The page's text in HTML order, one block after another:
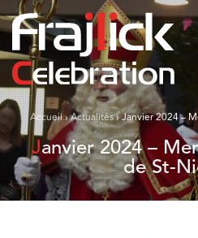
Accueil›Actualités›Janvier 2024 –
Janvier 2024 – Merveilleuses fêtes
de St-